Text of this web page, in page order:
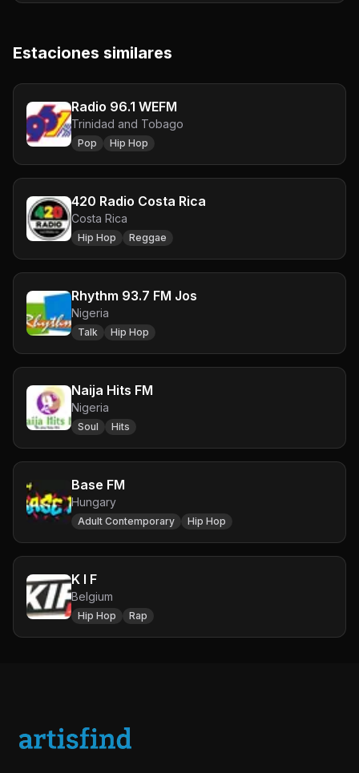
Estaciones similares
Radio 96.1 WEFM
Trinidad and Tobago
Pop Hip Hop
420 Radio Costa Rica
Costa Rica
Hip Hop Reggae
Rhythm 93.7 FM Jos
Nigeria
Talk Hip Hop
Naija Hits FM
Nigeria
Soul Hits
Base FM
Hungary
Adult Contemporary Hip Hop
K I F
Belgium
Hip Hop Rap